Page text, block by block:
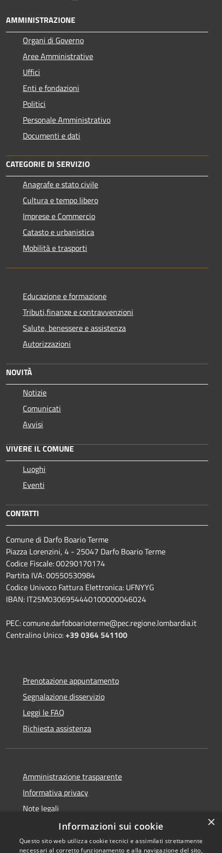
AMMINISTRAZIONE
Organi di Governo
Aree Amministrative
Uffici
Enti e fondazioni
Politici
Personale Amministrativo
Documenti e dati
CATEGORIE DI SERVIZIO
Anagrafe e stato civile
Cultura e tempo libero
Imprese e Commercio
Catasto e urbanistica
Mobilità e trasporti
Educazione e formazione
Tributi,finanze e contravvenzioni
Salute, benessere e assistenza
Autorizzazioni
NOVITÀ
Notizie
Comunicati
Avvisi
VIVERE IL COMUNE
Luoghi
Eventi
CONTATTI
Comune di Darfo Boario Terme
Piazza Lorenzini, 4 - 25047 Darfo Boario Terme
Codice Fiscale: 00290170174
Partita IVA: 00550530984
Codice Univoco Fattura Elettronica: UFNYYG
IBAN: IT25M0306954440100000046024
PEC: comune.darfoboarioterme@pec.regione.lombardia.it
Centralino Unico:+39 0364 541100
Prenotazione appuntamento
Segnalazione disservizio
Leggi le FAQ
Richiesta assistenza
Amministrazione trasparente
Informativa privacy
Note legali
Dichiarazione di accessibilità
×
Informazioni sui cookie
Questo sito web utilizza cookie tecnici e assimilati strettamente
necessari al corretto funzionamento e alla navigazione del sito,